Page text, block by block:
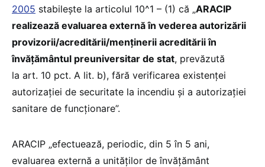
2005 stabilește la articolul 10^1 – (1) că „ARACIP
realizează evaluarea externă în vederea autorizării
provizorii/acreditării/menținerii acreditării în
învățământul preuniversitar de stat, prevăzută
la art. 10 pct. A lit. b), fără verificarea existenței
autorizației de securitate la incendiu și a autorizației
sanitare de funcționare”.
ARACIP „efectuează, periodic, din 5 în 5 ani,
evaluarea externă a unităților de învățământ